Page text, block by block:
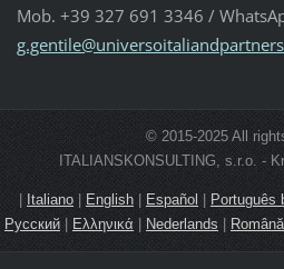
Mob. +39 327 691 3346 /
g.gentile@universoitaliandpartne
© 2015-2025 All
ITALIANSKONSULTING, s.r.o. -
| Italiano | English | Español | Português
Русский | Ελληνικά |Nederlands| Română